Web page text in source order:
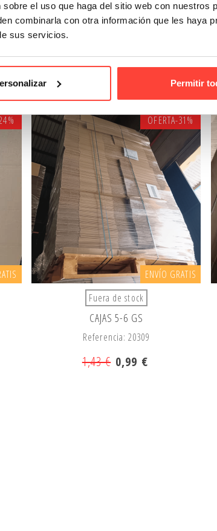
el uso que haga del sitio web con nuestros
combinarla con otra información que les haya
sus servicios.
Permitir
CAJAS 007 EXTRA 38,3x28,3x22,3 cm
1,13 € 0,71 €
ENVÍO GRATIS
OFERTA-31%
Fuera de stock
CAJAS 5-6 GS
Referencia: 20309
1,43 € 0,99 €